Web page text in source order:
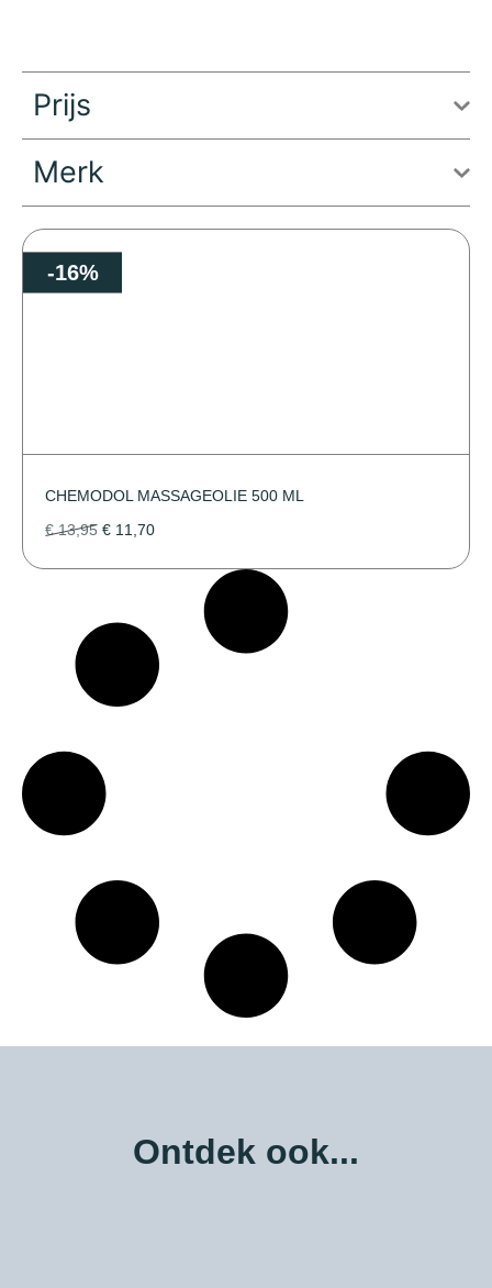
Prijs
Merk
-16%
CHEMODOL MASSAGEOLIE 500 ML
€13,95 € 11,70
Ontdek ook...